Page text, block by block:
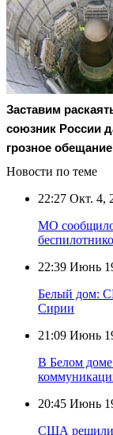
Заставим
союзник России
грозное обещание
Новости по теме
22:27 Окт. 4,
МО сообщило
22:39 Июнь
Белый дом:
Сирии
21:09 Июнь
В Белом
20:45 Июнь
США решили